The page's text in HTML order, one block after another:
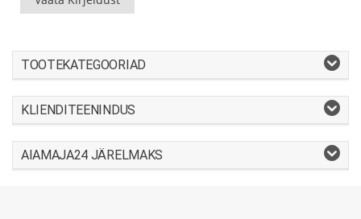
TOOTEKATEGOORIAD
KLIENDITEENINDUS
AIAMAJA24 JÄRELMAKS